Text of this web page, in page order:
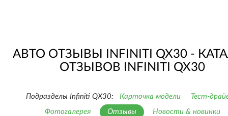
АВТО ОТЗЫВЫ INFINITI QX30 -
ОТЗЫВОВ INFINITI QX30
Подразделы Infiniti QX30: Карточка модели
Тест-
Фотогалерея
Отзывы
Новости & новинки